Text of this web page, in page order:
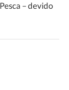
– devido